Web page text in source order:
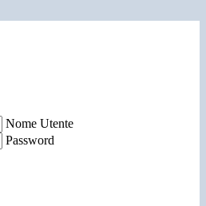
Nome Utente
Password